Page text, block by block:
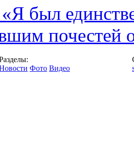
был
почестей
Фото Видео